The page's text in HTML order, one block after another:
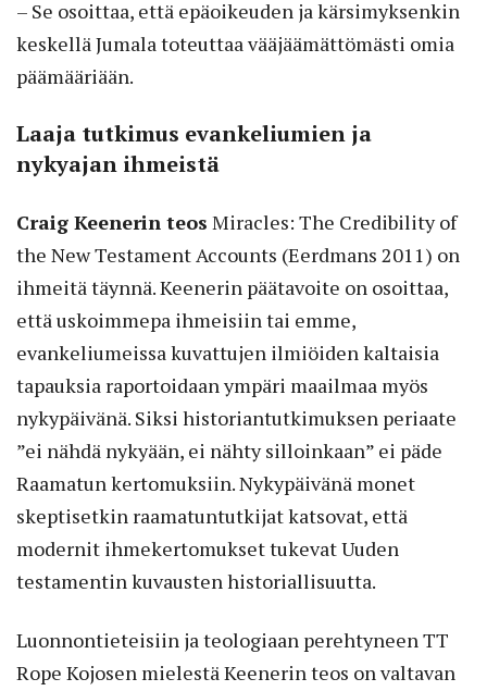
– Se osoittaa, että epäoikeuden ja kärsimyksenkin
keskellä Jumala toteuttaa vääjäämättömästi omia
päämää­riään.
Laaja tutkimus evankeliumien ja
nykyajan ihmeistä
Craig Keenerin teos Miracles: The Credibility of
the New Testament Accounts (Eerdmans 2011) on
ihmeitä täynnä. Keenerin päätavoite on osoittaa,
että uskoimmepa ihmeisiin tai emme,
evankeliumeissa kuvattujen ilmiöiden kaltaisia
tapauksia raportoidaan ympäri maailmaa myös
nykypäivänä. Siksi historiantutkimuksen periaate
”ei nähdä nykyään, ei nähty silloinkaan” ei päde
Raamatun kertomuksiin. Nykypäivänä monet
skeptisetkin raamatuntutkijat katsovat, että
modernit ihmekertomukset tukevat Uuden
testamentin kuvausten historiallisuutta.
Luonnontieteisiin ja teologiaan perehtyneen TT
Rope Kojosen mielestä Keenerin teos on valtavan